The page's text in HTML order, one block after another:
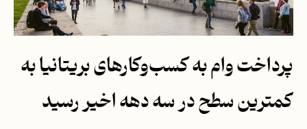
پرداخت وام به کسب‌وکارهای بریتانیا به
کمترین سطح در سه دهه اخیر رسید